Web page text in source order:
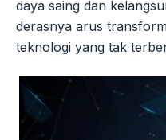
daya saing dan
derasnya arus
teknologi yang tak